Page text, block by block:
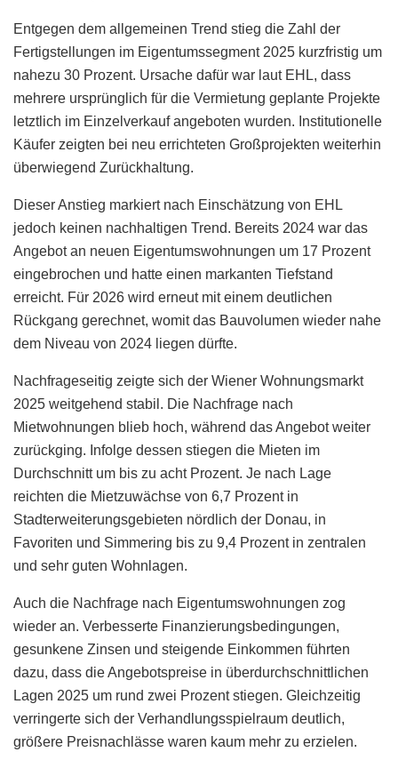
Entgegen dem allgemeinen Trend stieg die Zahl der
Fertigstellungen im Eigentumssegment 2025 kurzfristig um
nahezu 30 Prozent. Ursache dafür war laut EHL, dass
mehrere ursprünglich für die Vermietung geplante Projekte
letztlich im Einzelverkauf angeboten wurden. Institutionelle
Käufer zeigten bei neu errichteten Großprojekten weiterhin
überwiegend Zurückhaltung.
Dieser Anstieg markiert nach Einschätzung von EHL
jedoch keinen nachhaltigen Trend. Bereits 2024 war das
Angebot an neuen Eigentumswohnungen um 17 Prozent
eingebrochen und hatte einen markanten Tiefstand
erreicht. Für 2026 wird erneut mit einem deutlichen
Rückgang gerechnet, womit das Bauvolumen wieder nahe
dem Niveau von 2024 liegen dürfte.
Nachfrageseitig zeigte sich der Wiener Wohnungsmarkt
2025 weitgehend stabil. Die Nachfrage nach
Mietwohnungen blieb hoch, während das Angebot weiter
zurückging. Infolge dessen stiegen die Mieten im
Durchschnitt um bis zu acht Prozent. Je nach Lage
reichten die Mietzuwächse von 6,7 Prozent in
Stadterweiterungsgebieten nördlich der Donau, in
Favoriten und Simmering bis zu 9,4 Prozent in zentralen
und sehr guten Wohnlagen.
Auch die Nachfrage nach Eigentumswohnungen zog
wieder an. Verbesserte Finanzierungsbedingungen,
gesunkene Zinsen und steigende Einkommen führten
dazu, dass die Angebotspreise in überdurchschnittlichen
Lagen 2025 um rund zwei Prozent stiegen. Gleichzeitig
verringerte sich der Verhandlungsspielraum deutlich,
größere Preisnachlässe waren kaum mehr zu erzielen.